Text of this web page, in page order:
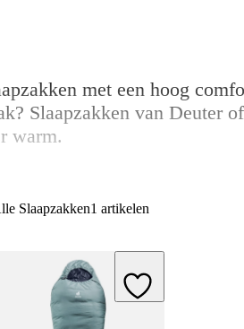
met een hoog
Slaapzakken van Deuter of
warm.
Slaapzakken1 artikelen
Add to Wishlist